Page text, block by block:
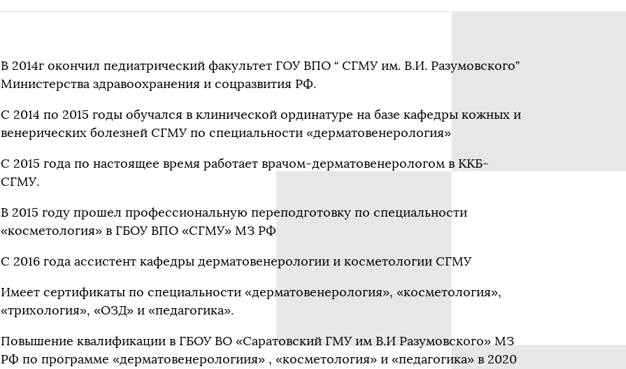
В 2014г окончил педиатрический факультет ГОУ ВПО “ СГМУ им. В.И. Разумовского”
Министерства здравоохранения и соцразвития РФ.
С 2014 по 2015 годы обучался в клинической ординатуре на базе кафедры кожных и
венерических болезней СГМУ по специальности «дерматовенерология»
С 2015 года по настоящее время работает врачом-дерматовенерологом в ККБ-
СГМУ.
В 2015 году прошел профессиональную переподготовку по специальности
«косметология» в ГБОУ ВПО «СГМУ» МЗ РФ
С 2016 года ассистент кафедры дерматовенерологии и косметологии СГМУ
Имеет сертификаты по специальности «дерматовенерология», «косметология»,
«трихология», «ОЗД» и «педагогика».
Повышение квалификации в ГБОУ ВО «Саратовский ГМУ им В.И Разумовского» МЗ
РФ по программе «дерматовенерологиия» , «косметология» и «педагогика» в 2020